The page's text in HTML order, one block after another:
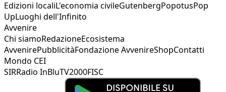
Edizioni localiL'economia civileGutenbergPopotusPop
UpLuoghi dell'Infinito
Avvenire
Chi siamoRedazioneEcosistema
AvvenirePubblicitàFondazione AvvenireShopContatti
Mondo CEI
SIRRadio InBluTV2000FISC